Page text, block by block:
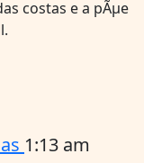
costas e a pÃµe
1:13 am